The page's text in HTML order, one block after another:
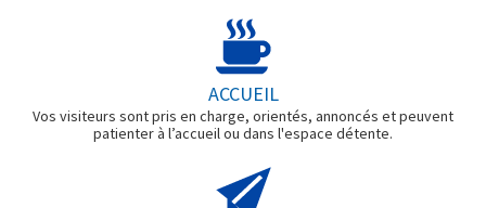
ACCUEIL
Vos visiteurs sont pris en charge, orientés, annoncés et peuvent
patienter à l’accueil ou dans l'espace détente.